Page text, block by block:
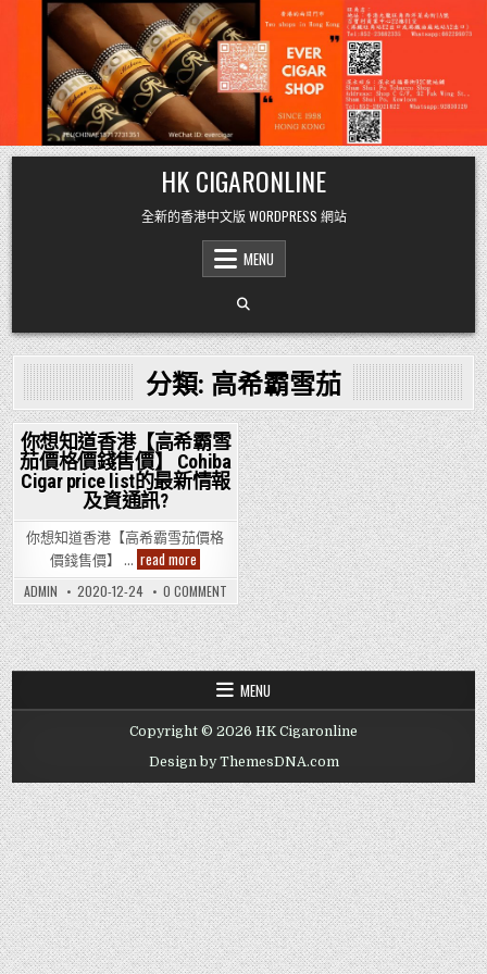
Skip
to
content
HK CIGARONLINE
全新的香港中文版 WORDPRESS 網站
MENU
分類: 高希霸雪茄
Posted
in
你想知道香港【高希霸雪
茄價格價錢售價】 Cohiba
Cigar price list的最新情報
及資通訊?
你想知道香港【高希霸雪茄價格
價錢售價】 … read more
想
知
道
香
港
【高
希
霸
價
格
價
錢
售
價】
Cohiba
Cigar
price
list
的
最
新
情
報
及
資
通
訊?
ADMIN 2020-12-24 0 COMMENTON
你
想
知
道
香
港
【高
希
霸
茄
格
價
錢
售
價】
COHIBA
CIGAR
PRICE
LIST
的
最
新
情
報
及
資
通
MENU
Copyright © 2026 HK Cigaronline
Design by ThemesDNA.com